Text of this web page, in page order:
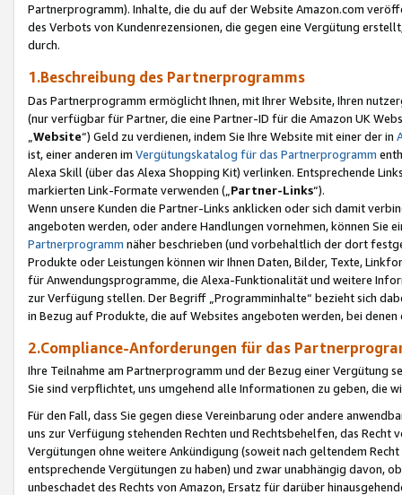
Partnerprogramm). Inhalte, die du auf der Website Amazon.com
des Verbots von Kundenrezensionen, die gegen eine Vergütung
durch.
1.Beschreibung des Partnerprogramms
Das Partnerprogramm ermöglicht Ihnen, mit Ihrer Website, Ihren
(nur verfügbar für Partner, die eine Partner-ID für die Amazon UK
Website“) Geld zu verdienen, indem Sie Ihre Website mit einer der in
ist, einer anderen im Vergütungskatalog für das Partnerprogramm
Alexa Skill (über das Alexa Shopping Kit) verlinken. Entsprechende
markierten Link-Formate verwenden („ Partner-Links“).
Wenn unsere Kunden die Partner-Links anklicken oder sich damit
angeboten werden, oder andere Handlungen vornehmen, können Sie
Partnerprogramm näher beschrieben (und vorbehaltlich der dort
Produkte oder Leistungen können wir Ihnen Daten, Bilder, Texte,
für Anwendungsprogramme, die Alexa-Funktionalität und weitere
zur Verfügung stellen. Der Begriff „Programminhalte“ bezieht sich
in Bezug auf Produkte, die auf Websites angeboten werden, bei
2.Compliance-Anforderungen für das
Ihre Teilnahme am Partnerprogramm und der Bezug einer Vergütung
Sie sind verpflichtet, uns umgehend alle Informationen zu geben, die
Für den Fall, dass Sie gegen diese Vereinbarung oder andere
uns zur Verfügung stehenden Rechten und Rechtsbehelfen, das
Vergütungen ohne weitere Ankündigung (soweit nach geltendem
entsprechende Vergütungen zu haben) und zwar unabhängig davon,
unbeschadet des Rechts von Amazon, Ersatz für darüber